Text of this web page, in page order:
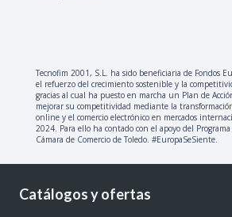
Tecnofim 2001, S.L. ha sido beneficiaria de Fondos
el refuerzo del crecimiento sostenible y la
gracias al cual ha puesto en marcha un Plan de
mejorar su competitividad mediante la
online y el comercio electrónico en mercados
2024. Para ello ha contado con el apoyo del
Cámara de Comercio de Toledo. #EuropaSeSiente.
Catálogos y ofertas